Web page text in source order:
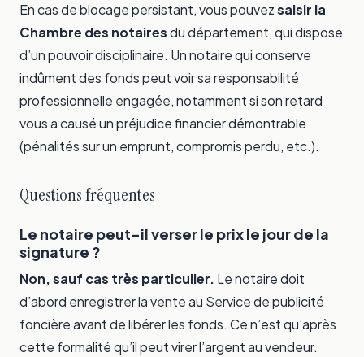
En cas de blocage persistant, vous pouvezsaisir la
Chambre des notairesdu département, qui dispose
d’un pouvoir disciplinaire. Un notaire qui conserve
indûment des fonds peut voir sa responsabilité
professionnelle engagée, notamment si son retard
vous a causé un préjudice financier démontrable
(pénalités sur un emprunt, compromis perdu, etc.).
Questions fréquentes
Le notaire peut-il verser le prix le jour de la
signature ?
Non, sauf cas très particulier. Le notaire doit
d’abord enregistrer la vente au Service de publicité
foncière avant de libérer les fonds. Ce n’est qu’après
cette formalité qu’il peut virer l’argent au vendeur.